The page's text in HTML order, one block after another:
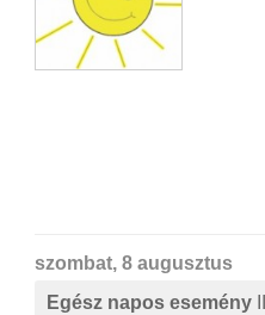
szombat, 8 augusztus
Egész napos esemény